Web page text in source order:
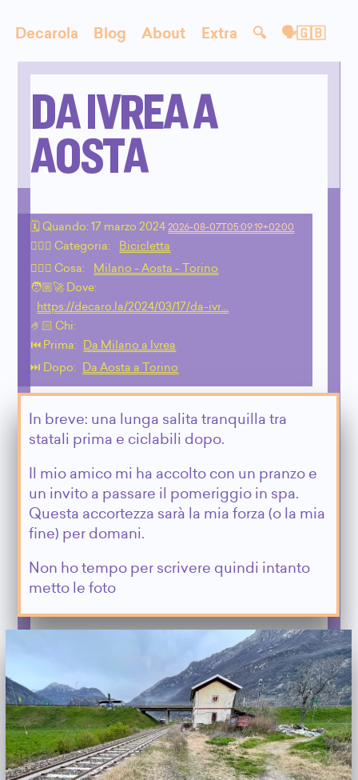
Decarola Blog About Extra 🔍 🗣🇬🇧
DA IVREA A
AOSTA
🗓 Quando:17 marzo 2024 2026-08-07T05:09:19+02:00
🙇🏻‍♂️ Categoria:
Bicicletta
💁🏼‍♂️ Cosa:
Milano - Aosta - Torino
🧑🏼‍🚀 Dove:
https://decaro.la/2024/03/17/da-ivr…
🤌🏻 Chi:
⏮️ Prima:
Da Milano a Ivrea
⏭️ Dopo:
Da Aosta a Torino
In breve: una lunga salita tranquilla tra
statali prima e ciclabili dopo.
Il mio amico mi ha accolto con un pranzo e
un invito a passare il pomeriggio in spa.
Questa accortezza sarà la mia forza (o la mia
fine) per domani.
Non ho tempo per scrivere quindi intanto
metto le foto